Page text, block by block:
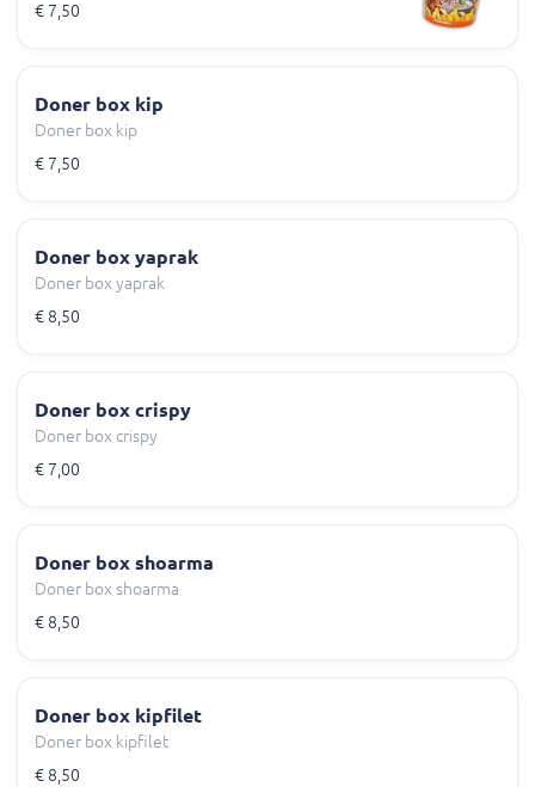
€ 7,50
Doner box kip
Doner box kip
€ 7,50
Doner box yaprak
Doner box yaprak
€ 8,50
Doner box crispy
Doner box crispy
€ 7,00
Doner box shoarma
Doner box shoarma
€ 8,50
Doner box kipfilet
Doner box kipfilet
€ 8,50